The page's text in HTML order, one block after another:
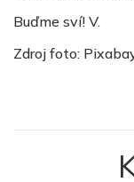
Buďme sví! V.
Zdroj foto: